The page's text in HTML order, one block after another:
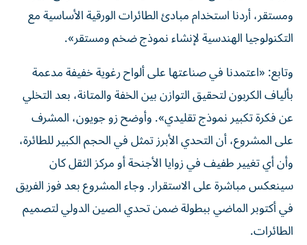
ومستقر، أردنا استخدام مبادئ الطائرات الورقية الأساسية مع
التكنولوجيا الهندسية لإنشاء نموذج ضخم ومستقر».
وتابع: «اعتمدنا في صناعتها على ألواح رغوية خفيفة مدعمة
بألياف الكربون لتحقيق التوازن بين الخفة والمتانة، بعد التخلي
عن فكرة تكبير نموذج تقليدي». وأوضح زو جويون، المشرف
على المشروع، أن التحدي الأبرز تمثل في الحجم الكبير للطائرة،
وأن أي تغيير طفيف في زوايا الأجنحة أو مركز الثقل كان
سينعكس مباشرة على الاستقرار. وجاء المشروع بعد فوز الفريق
في أكتوبر الماضي ببطولة ضمن تحدي الصين الدولي لتصميم
الطائرات.